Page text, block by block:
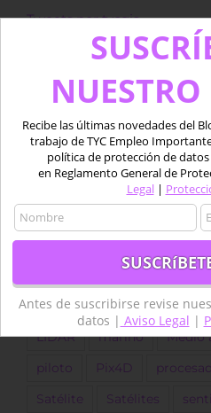
Tweets por tycgis
Etiquetas
agricultura agricultura
Agricultura Precisión
Copernicus Datos
Descarga
forestal Fotogrametría
Imágenes satélite
LIDAR marino Medio
piloto Pix4D
Satélite Satélites
Recibe las últimas novedades del
trabajo de TYC Empleo
política de protección de
en Reglamento General de
Legal|
Antes de suscribirse revise
datos | Aviso Legal |